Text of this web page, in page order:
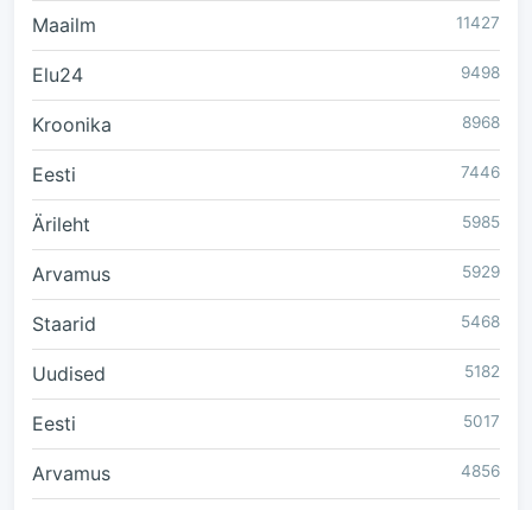
Maailm 11427
Elu24 9498
Kroonika 8968
Eesti 7446
Ärileht 5985
Arvamus 5929
Staarid 5468
Uudised 5182
Eesti 5017
Arvamus 4856